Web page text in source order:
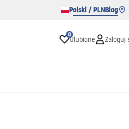
Polski / PLNBlog
0
Ulubione Zaloguj